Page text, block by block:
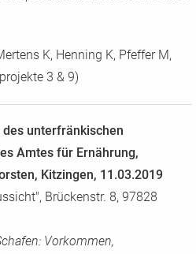
K, Henning K, Pfeffer M,
3 & 9)
unterfränkischen
Amtes für Ernährung,
Kitzingen, 11.03.2019
Brückenstr. 8, 97828
Vorkommen,